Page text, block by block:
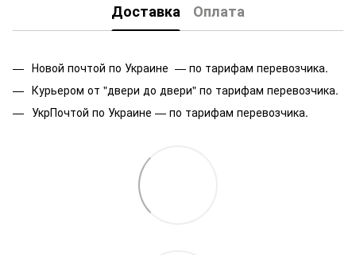
Доставка Оплата
Новой почтой по Украине — по тарифам перевозчика.
Курьером от "двери до двери" по тарифам перевозчика.
УкрПочтой по Украине — по тарифам перевозчика.